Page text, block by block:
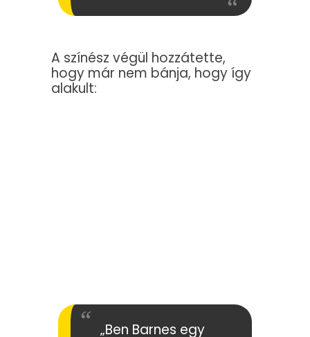
A színész végül hozzátette,
hogy már nem bánja, hogy így
alakult:
„Ben Barnes egy